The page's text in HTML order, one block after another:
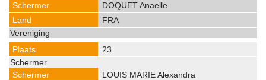
DOQUET Anaelle
FRA
23
LOUIS MARIE Alexandra